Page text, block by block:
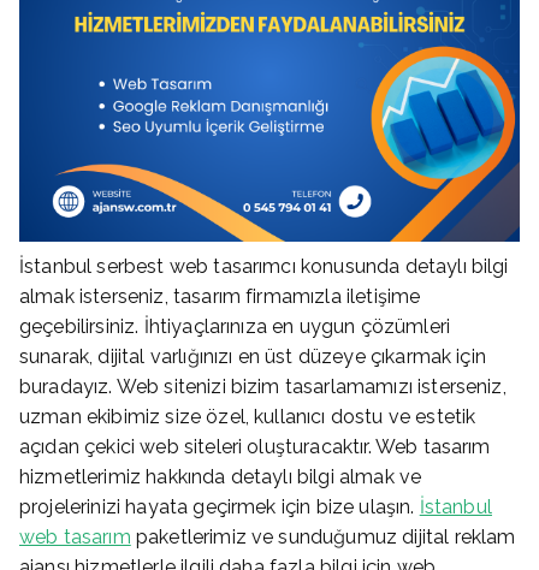
İstanbul serbest web tasarımcı konusunda detaylı bilgi
almak isterseniz, tasarım firmamızla iletişime
geçebilirsiniz. İhtiyaçlarınıza en uygun çözümleri
sunarak, dijital varlığınızı en üst düzeye çıkarmak için
buradayız. Web sitenizi bizim tasarlamamızı isterseniz,
uzman ekibimiz size özel, kullanıcı dostu ve estetik
açıdan çekici web siteleri oluşturacaktır. Web tasarım
hizmetlerimiz hakkında detaylı bilgi almak ve
projelerinizi hayata geçirmek için bize ulaşın. İstanbul
web tasarım paketlerimiz ve sunduğumuz dijital reklam